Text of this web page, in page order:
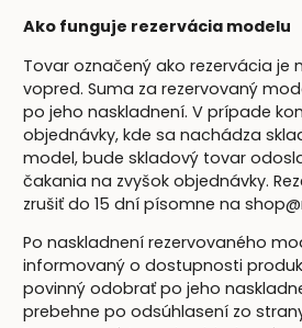
Ako funguje rezervácia modelu
Tovar označený ako rezervácia je
vopred. Suma za rezervovaný
po jeho naskladnení. V prípade
objednávky, kde sa nachádza
model, bude skladový tovar
čakania na zvyšok objednávky.
zrušiť do 15 dní písomne na
Po naskladnení rezervovaného
informovaný o dostupnosti
povinný odobrať po jeho
prebehne po odsúhlasení zo